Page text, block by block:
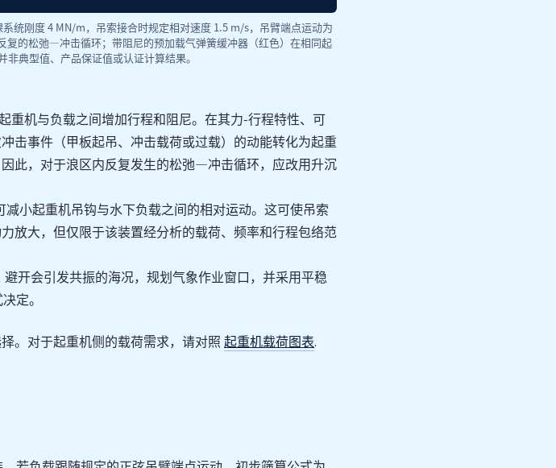
统刚度 4 MN/m，吊索接合时规定相对速度 1.5 m/s，吊臂端点运动为
的松弛—冲击循环；带阻尼的预加载气弹簧缓冲器（红色）在相同起
典型值、产品保证值或认证计算结果。
重机与负载之间增加行程和阻尼。在其力-行程特性、可
击事件（甲板起吊、冲击载荷或过载）的动能转化为起重
此，对于浪区内反复发生的松弛—冲击循环，应改用升沉
减小起重机吊钩与水下负载之间的相对运动。这可使吊索
放大，但仅限于该装置经分析的载荷、频率和行程包络范
开会引发共振的海况，规划气象作业窗口，并采用平稳
定。
。对于起重机侧的载荷需求，请对照 起重机载荷图表.